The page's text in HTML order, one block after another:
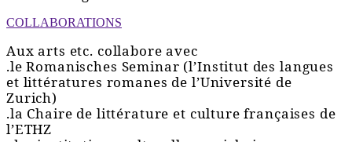
COLLABORATIONS
Aux arts etc. collabore avec
.le Romanisches Seminar (l’Institut des langues
et littératures romanes de l’Université de
Zurich)
.la Chaire de littérature et culture françaises de
l’ETHZ